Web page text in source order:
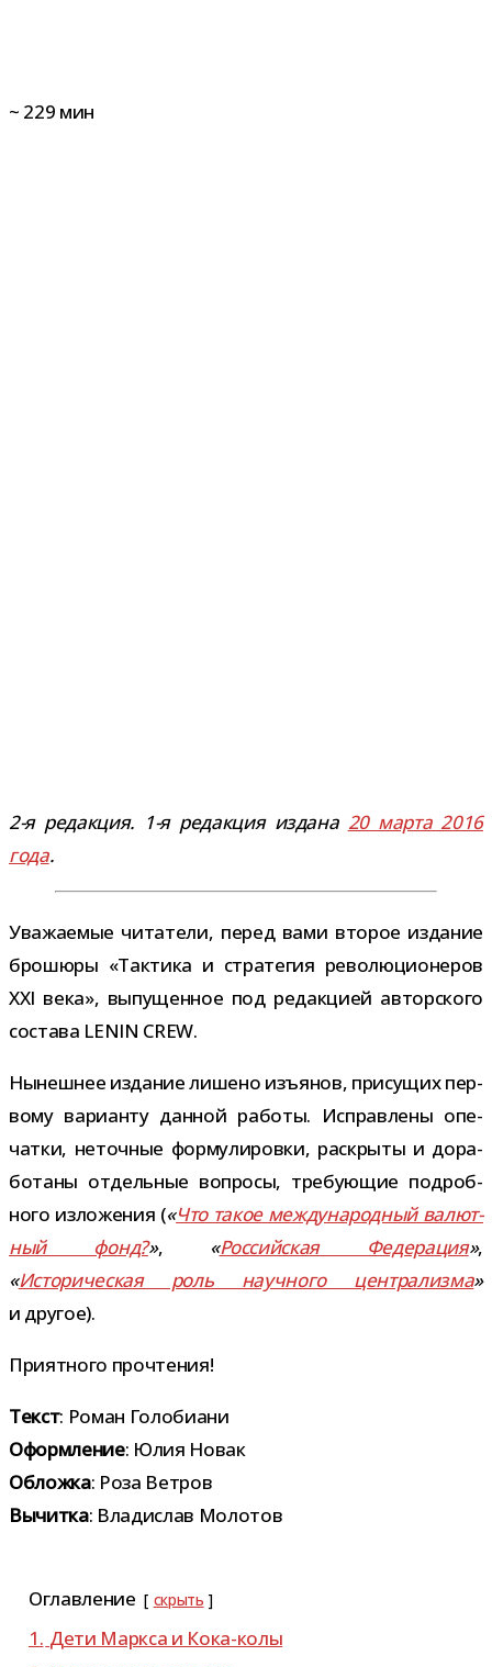
~ 229 мин
2-​я редак­ция. 1-​я редак­ция издана 20 марта 2016
года.
Уважаемые чита­тели, перед вами вто­рое изда­ние
бро­шюры «Тактика и стра­те­гия рево­лю­ци­о­не­ров
XXI века», выпу­щен­ное под редак­цией автор­ского
состава LENIN CREW.
Нынешнее изда­ние лишено изъ­я­нов, при­су­щих пер­
вому вари­анту дан­ной работы. Исправлены опе­
чатки, неточ­ные фор­му­ли­ровки, рас­крыты и дора­
бо­таны отдель­ные вопросы, тре­бу­ю­щие подроб­
ного изло­же­ния («Что такое меж­ду­на­род­ный валют­
ный фонд?», «Российская Федерация»,
«Историческая роль науч­ного цен­тра­лизма»
и другое).
Приятного про­чте­ния!
Текст: Роман Голобиани
Оформление: Юлия Новак
Обложка: Роза Ветров
Вычитка: Владислав Молотов
Оглавление скрыть
1. Дети Маркса и Кока-колы